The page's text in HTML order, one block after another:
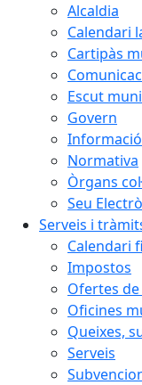
Alcaldia
Calendari
Cartipàs
Escut
Govern
Normativa
Òrgans
Seu
Serveis i
Calendari
Impostos
Ofertes
Oficines
Queixes,
Serveis